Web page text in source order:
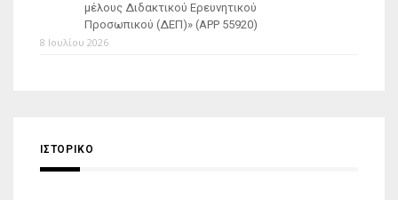
μέλους Διδακτικού Ερευνητικού
Προσωπικού (ΔΕΠ)» (APP 55920)
8 Ιουλίου 2026
ΙΣΤΟΡΙΚΌ